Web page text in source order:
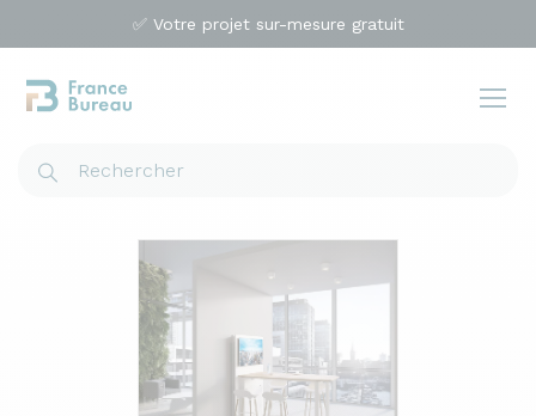
✅ Votre projet sur-mesure gratuit